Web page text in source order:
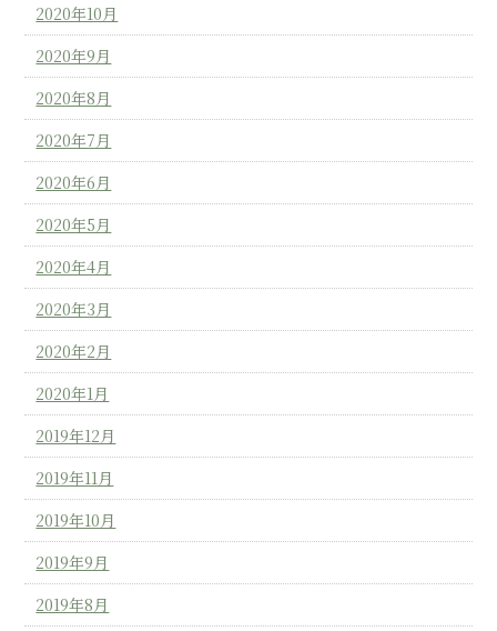
2020年10月
2020年9月
2020年8月
2020年7月
2020年6月
2020年5月
2020年4月
2020年3月
2020年2月
2020年1月
2019年12月
2019年11月
2019年10月
2019年9月
2019年8月